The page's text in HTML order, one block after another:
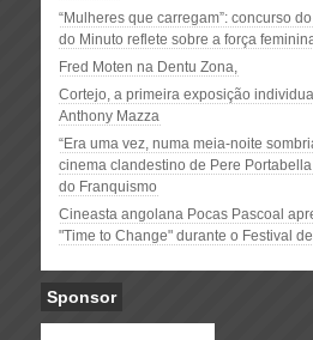
“Mulheres que carregam”: concurso do
do Minuto reflete sobre a força
Fred Moten na Dentu Zona,
Cortejo, a primeira exposição
Anthony Mazza
“Era uma vez, numa meia-noite
cinema clandestino de Pere Portabella
do Franquismo
Cineasta angolana Pocas Pascoal
"Time to Change" durante o Festival
Sponsor